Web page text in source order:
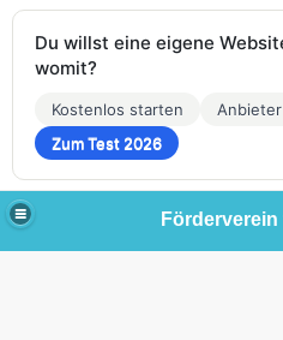
Du willst eine eigene
womit?
Kostenlos starten
Zum Test 2026